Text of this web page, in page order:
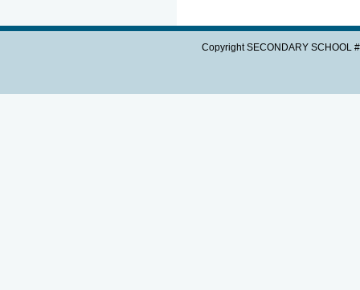
Copyright SECONDARY SCHOOL